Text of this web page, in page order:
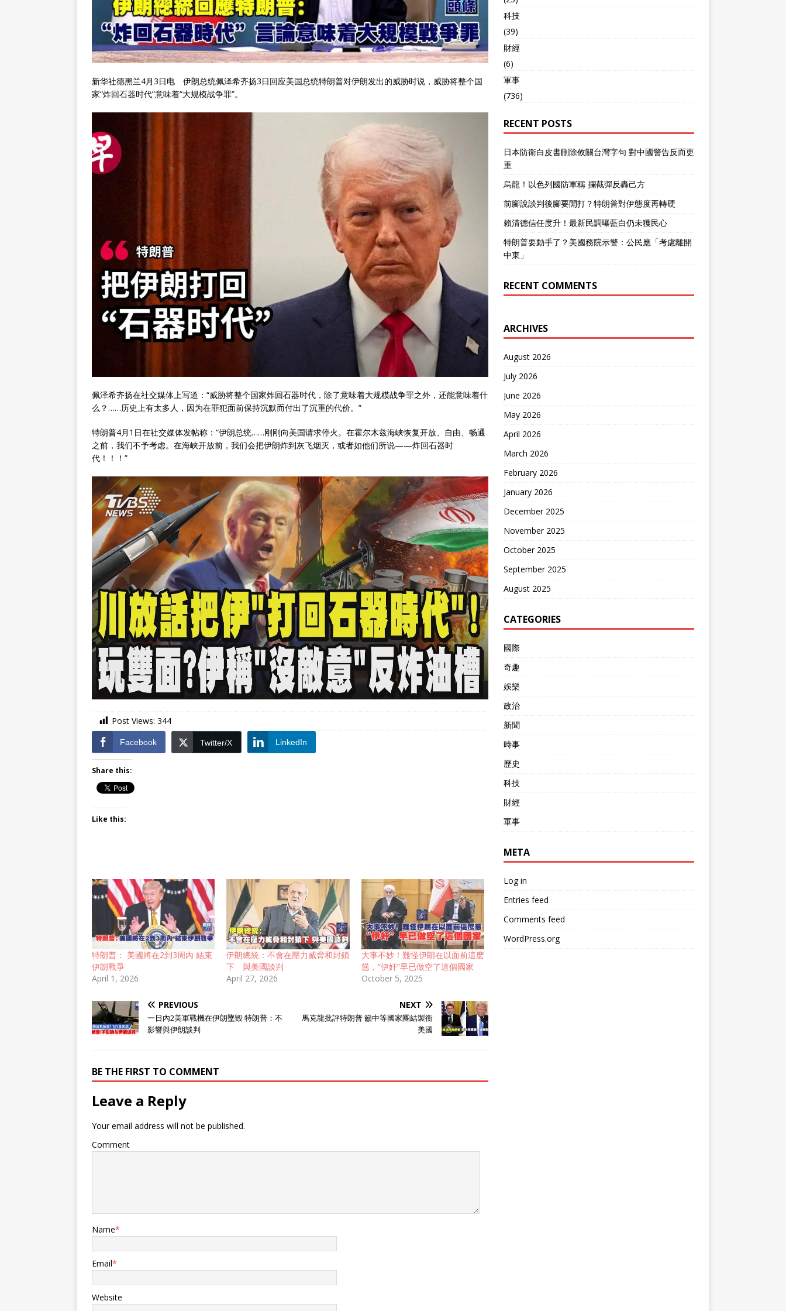
新华社德黑兰4月3日电 伊朗总统佩泽希齐扬3日回应美国总统特朗普对伊朗发出的威胁时说，威胁将整个国
家“炸回石器时代”意味着“大规模战争罪”。
佩泽希齐扬在社交媒体上写道：“威胁将整个国家炸回石器时代，除了意味着大规模战争罪之外，还能意味着什
么？……历史上有太多人，因为在罪犯面前保持沉默而付出了沉重的代价。”
特朗普4月1日在社交媒体发帖称：“伊朗总统……刚刚向美国请求停火。在霍尔木兹海峡恢复开放、自由、畅通
之前，我们不予考虑。在海峡开放前，我们会把伊朗炸到灰飞烟灭，或者如他们所说——炸回石器时
代！！！”
Post Views: 344
Facebook Twitter/X LinkedIn
Share this:
Like this:
特朗普： 美國將在2到3周內 結束
伊朗戰爭
April 1, 2026
伊朗總統：不會在壓力威脅和封鎖
下 與美國談判
April 27, 2026
大事不妙！難怪伊朗在以面前這麽
慫，“伊奸”早已做空了這個國家
October 5, 2025
PREVIOUS
一日內2美軍戰機在伊朗墜毀 特朗普：不
影響與伊朗談判
NEXT
馬克龍批評特朗普 籲中等國家團結製衡
美國
BE THE FIRST TO COMMENT
Leave a Reply
Your email address will not be published.
Comment
Name*
Email*
Website
科技
(39)
財經
(6)
軍事
(736)
RECENT POSTS
日本防衛白皮書刪除攸關台灣字句 對中國警告反而更
重
烏龍！以色列國防軍稱 攔截彈反轟己方
前腳說談判後腳要開打？特朗普對伊態度再轉硬
賴清德信任度升！最新民調曝藍白仍未獲民心
特朗普要動手了？美國務院示警：公民應「考慮離開
中東」
RECENT COMMENTS
ARCHIVES
August 2026
July 2026
June 2026
May 2026
April 2026
March 2026
February 2026
January 2026
December 2025
November 2025
October 2025
September 2025
August 2025
CATEGORIES
國際
奇趣
娛樂
政治
新聞
時事
歷史
科技
財經
軍事
META
Log in
Entries feed
Comments feed
WordPress.org